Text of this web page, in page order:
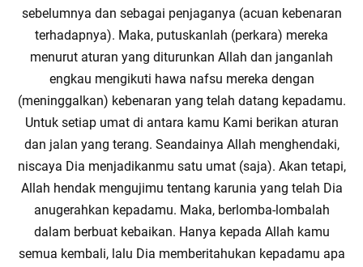
sebelumnya dan sebagai penjaganya (acuan kebenaran
terhadapnya). Maka, putuskanlah (perkara) mereka
menurut aturan yang diturunkan Allah dan janganlah
engkau mengikuti hawa nafsu mereka dengan
(meninggalkan) kebenaran yang telah datang kepadamu.
Untuk setiap umat di antara kamu Kami berikan aturan
dan jalan yang terang. Seandainya Allah menghendaki,
niscaya Dia menjadikanmu satu umat (saja). Akan tetapi,
Allah hendak mengujimu tentang karunia yang telah Dia
anugerahkan kepadamu. Maka, berlomba-lombalah
dalam berbuat kebaikan. Hanya kepada Allah kamu
semua kembali, lalu Dia memberitahukan kepadamu apa